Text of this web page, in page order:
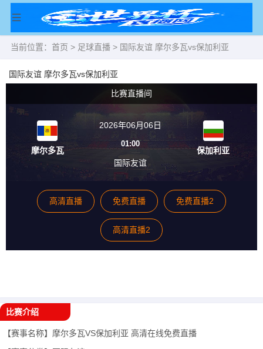
当前位置： 首页 > 足球直播 > 国际友谊 摩尔多瓦vs保加利亚
国际友谊 摩尔多瓦vs保加利亚
比赛直播间
摩尔多瓦
2026年06月06日
01:00
国际友谊
保加利亚
高清直播 免费直播 免费直播2
高清直播2
比赛介绍
【赛事名称】 摩尔多瓦VS保加利亚 高清在线免费直播